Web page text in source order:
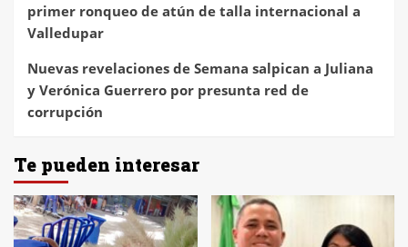
primer ronqueo de atún de talla internacional a
Valledupar
Nuevas revelaciones de Semana salpican a Juliana
y Verónica Guerrero por presunta red de
corrupción
Te pueden interesar